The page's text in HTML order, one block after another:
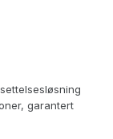
garantert